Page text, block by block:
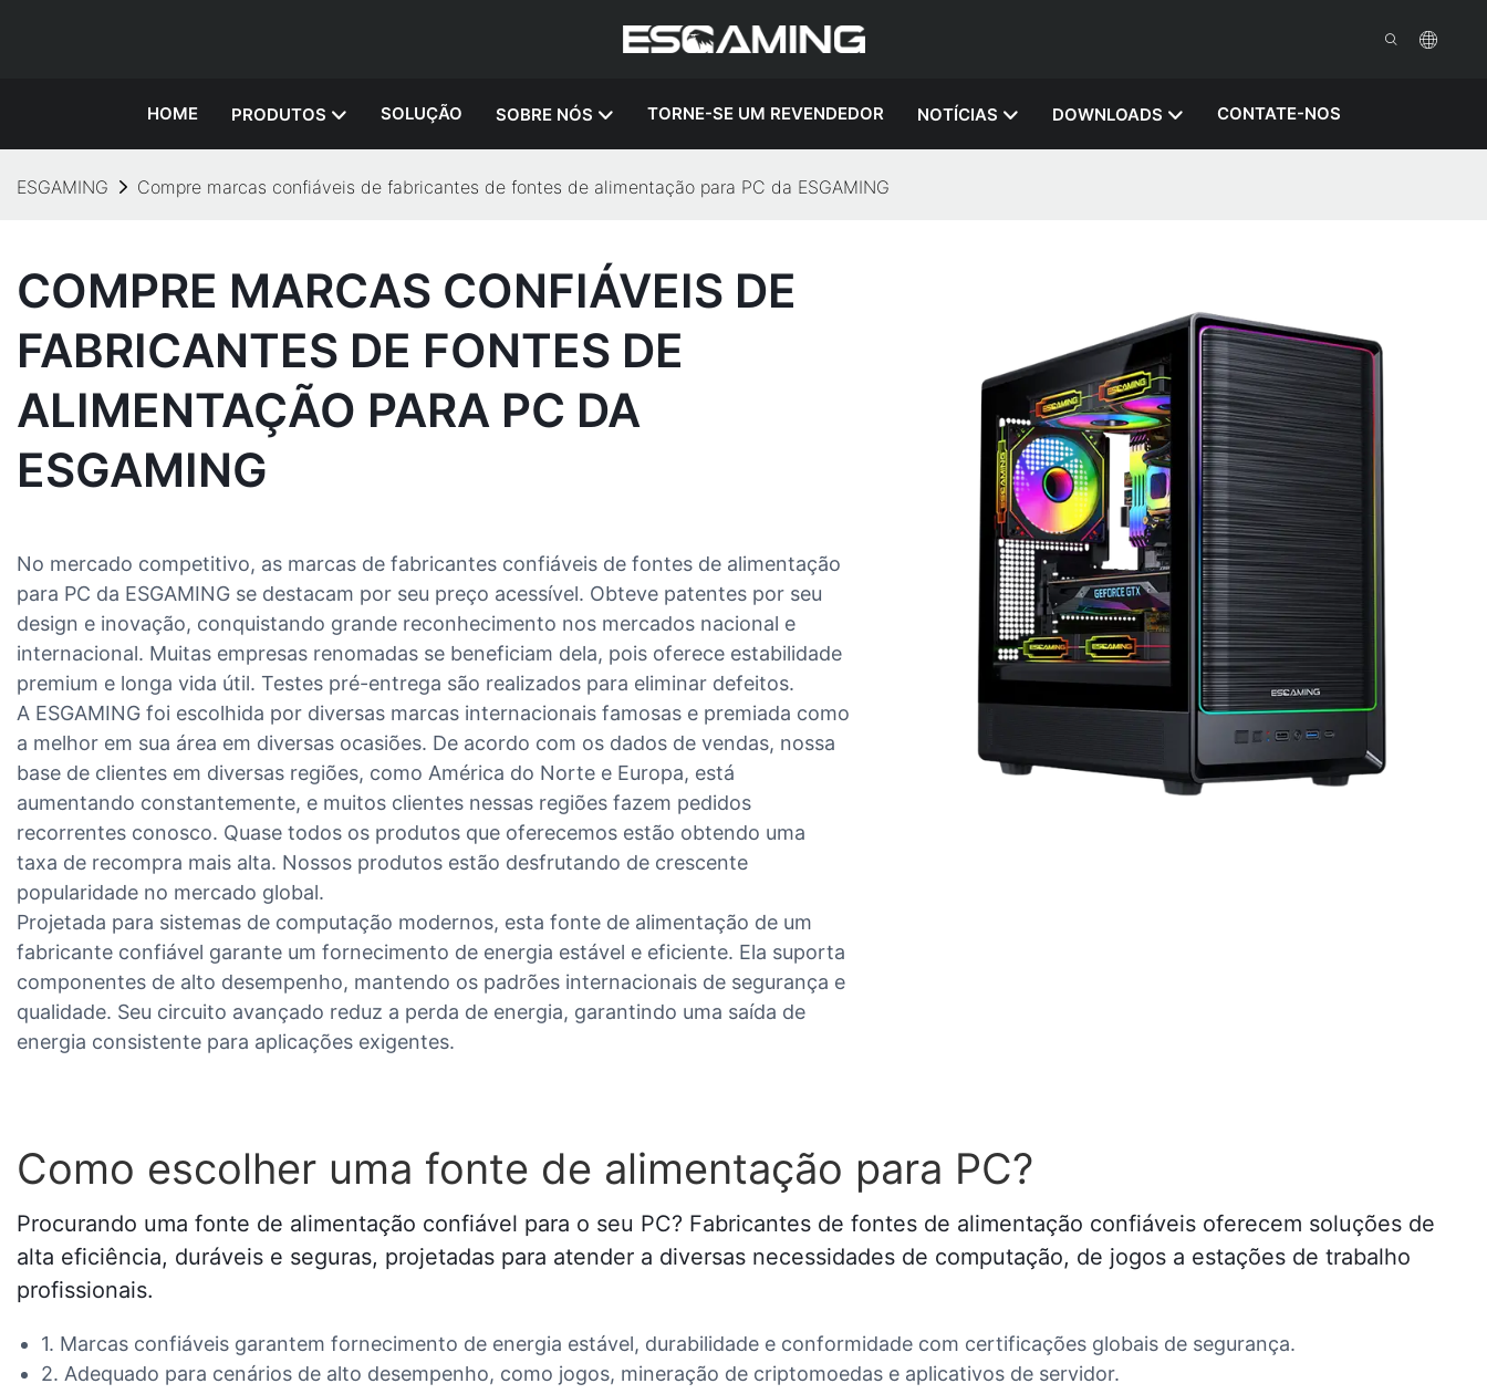
HOME PRODUTOS SOLUÇÃO SOBRE NÓS TORNE-SE UM REVENDEDOR NOTÍCIAS DOWNLOADS CONTATE-NOS
ESGAMING Compre marcas confiáveis ​​de fabricantes de fontes de alimentação para PC da ESGAMING
COMPRE MARCAS CONFIÁVEIS ​​DE
FABRICANTES DE FONTES DE
ALIMENTAÇÃO PARA PC DA
ESGAMING
No mercado competitivo, as marcas de fabricantes confiáveis ​​de fontes de alimentação
para PC da ESGAMING se destacam por seu preço acessível. Obteve patentes por seu
design e inovação, conquistando grande reconhecimento nos mercados nacional e
internacional. Muitas empresas renomadas se beneficiam dela, pois oferece estabilidade
premium e longa vida útil. Testes pré-entrega são realizados para eliminar defeitos.
A ESGAMING foi escolhida por diversas marcas internacionais famosas e premiada como
a melhor em sua área em diversas ocasiões. De acordo com os dados de vendas, nossa
base de clientes em diversas regiões, como América do Norte e Europa, está
aumentando constantemente, e muitos clientes nessas regiões fazem pedidos
recorrentes conosco. Quase todos os produtos que oferecemos estão obtendo uma
taxa de recompra mais alta. Nossos produtos estão desfrutando de crescente
popularidade no mercado global.
Projetada para sistemas de computação modernos, esta fonte de alimentação de um
fabricante confiável garante um fornecimento de energia estável e eficiente. Ela suporta
componentes de alto desempenho, mantendo os padrões internacionais de segurança e
qualidade. Seu circuito avançado reduz a perda de energia, garantindo uma saída de
energia consistente para aplicações exigentes.
Como escolher uma fonte de alimentação para PC?
Procurando uma fonte de alimentação confiável para o seu PC? Fabricantes de fontes de alimentação confiáveis ​​oferecem soluções de
alta eficiência, duráveis ​​e seguras, projetadas para atender a diversas necessidades de computação, de jogos a estações de trabalho
profissionais.
1. Marcas confiáveis ​​garantem fornecimento de energia estável, durabilidade e conformidade com certificações globais de segurança.
2. Adequado para cenários de alto desempenho, como jogos, mineração de criptomoedas e aplicativos de servidor.